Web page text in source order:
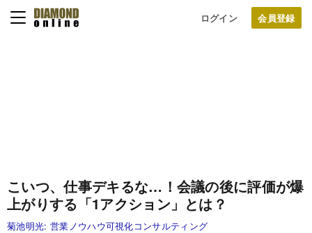
ログイン
こいつ、仕事デキるな…！会議の後に評価が爆
上がりする「1アクション」とは？
菊池明光: 営業ノウハウ可視化コンサルティング